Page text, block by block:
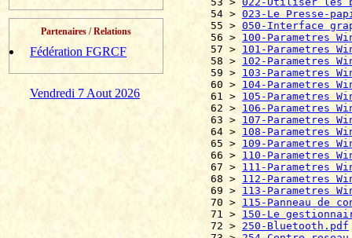
Partenaires / Relations
Fédération FGRCF
Vendredi 7 Aout 2026
54 > 023-Le Presse-
55 > 050-Interface
56 > 100-Parametres
57 > 101-Parametres
58 > 102-Parametres
59 > 103-Parametres
60 > 104-Parametres
61 > 105-Parametres
62 > 106-Parametres
63 > 107-Parametres
64 > 108-Parametres
65 > 109-Parametres
66 > 110-Parametres
67 > 111-Parametres
68 > 112-Parametres
69 > 113-Parametres
70 > 115-Panneau de
71 > 150-Le
72 > 250-Bluetooth.pdf